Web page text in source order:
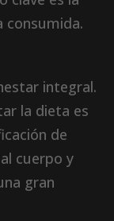
consumida.
integral.
la dieta es
de
cuerpo y
gran